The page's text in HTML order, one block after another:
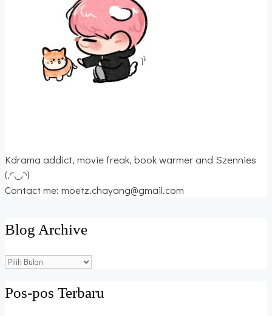
Kdrama addict, movie freak, book warmer and Szennies
(.◜◡◝)
Contact me: moetz.chayang@gmail.com
Blog Archive
Blog
Pos-pos Terbaru